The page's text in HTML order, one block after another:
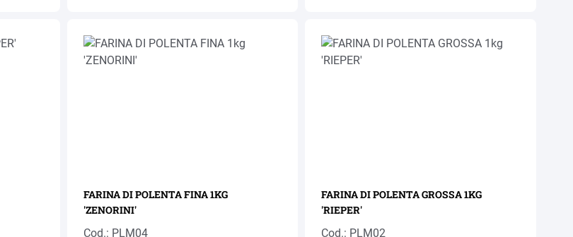
FARINA DI POLENTA FINA 1KG
'ZENORINI'
Cod.: PLM04
FARINA DI POLENTA GROSSA 1KG
'RIEPER'
Cod.: PLM02